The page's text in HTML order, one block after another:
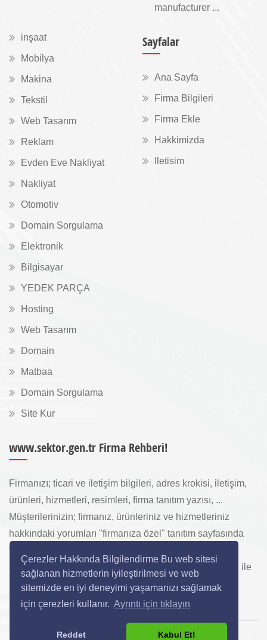
Çerezler Hakkında Bilgilendirme Bu web sitesi
sağlanan hizmetlerin iyileştirilmesi ve web
sitemizde en iyi deneyimi yaşamanızı sağlamak
için çerezleri kullanır. Ayrıntı için tıklayın
Reddet Kabul Et!
manufacturer ...
inşaat
Mobilya
Makina
Tekstil
Web Tasarım
Reklam
Evden Eve Nakliyat
Nakliyat
Otomotiv
Domain Sorgulama
Elektronik
Bilgisayar
YEDEK PARÇA
Hosting
Web Tasarım
Domain
Matbaa
Domain Sorgulama
Site Kur
Sayfalar
Ana Sayfa
Firma Bilgileri
Firma Ekle
Hakkimizda
Iletisim
www.sektor.gen.tr Firma Rehberi!
Firmanızı; ticari ve iletişim bilgileri, adres krokisi, iletişim,
ürünleri, hizmetleri, resimleri, firma tanıtım yazısı, ...
Müşterilerinizin; firmanız, ürünleriniz ve hizmetleriniz
hakkındaki yorumları "firmanıza özel" tanıtım sayfasında
toplanarak ürünlerinizi, hizmetlerinizi, internette "sizi
arayan" yeni müşterilerinize www.sektor.gen.tr aracılığı ile
ücretsiz gösterilir.